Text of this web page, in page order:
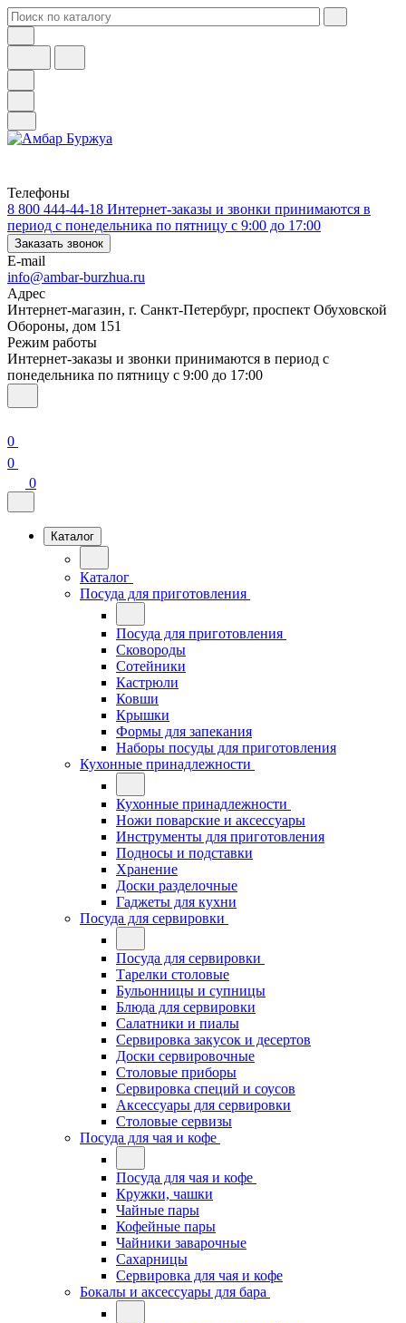
Телефоны
8 800 444-44-18 Интернет-заказы и звонки принимаются в
период с понедельника по пятницу с 9:00 до 17:00
Заказать звонок
E-mail
info@ambar-burzhua.ru
Адрес
Интернет-магазин, г. Санкт-Петербург, проспект Обуховской
Обороны, дом 151
Режим работы
Интернет-заказы и звонки принимаются в период с
понедельника по пятницу с 9:00 до 17:00
0
0
0
Каталог
Каталог
Посуда для приготовления
Посуда для приготовления
Сковороды
Сотейники
Кастрюли
Ковши
Крышки
Формы для запекания
Наборы посуды для приготовления
Кухонные принадлежности
Кухонные принадлежности
Ножи поварские и аксессуары
Инструменты для приготовления
Подносы и подставки
Хранение
Доски разделочные
Гаджеты для кухни
Посуда для сервировки
Посуда для сервировки
Тарелки столовые
Бульонницы и супницы
Блюда для сервировки
Салатники и пиалы
Сервировка закусок и десертов
Доски сервировочные
Столовые приборы
Сервировка специй и соусов
Аксессуары для сервировки
Столовые сервизы
Посуда для чая и кофе
Посуда для чая и кофе
Кружки, чашки
Чайные пары
Кофейные пары
Чайники заварочные
Сахарницы
Сервировка для чая и кофе
Бокалы и аксессуары для бара